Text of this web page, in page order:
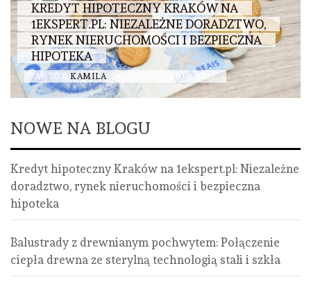
KREDYT HIPOTECZNY KRAKÓW NA
1EKSPERT.PL: NIEZALEŻNE DORADZTWO,
RYNEK NIERUCHOMOŚCI I BEZPIECZNA
HIPOTEKA
AUTOR KAMILA 1 SIERPNIA, 2026
NOWE NA BLOGU
Kredyt hipoteczny Kraków na 1ekspert.pl: Niezależne
doradztwo, rynek nieruchomości i bezpieczna
hipoteka
Balustrady z drewnianym pochwytem: Połączenie
ciepła drewna ze sterylną technologią stali i szkła